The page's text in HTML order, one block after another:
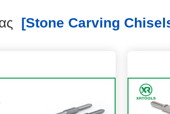
[stone Carving